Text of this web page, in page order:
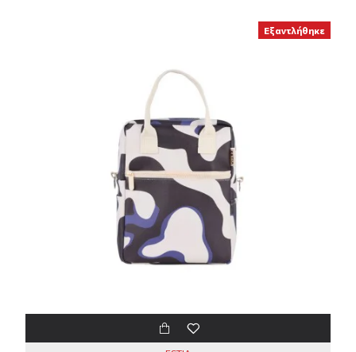
Εξαντλήθηκε